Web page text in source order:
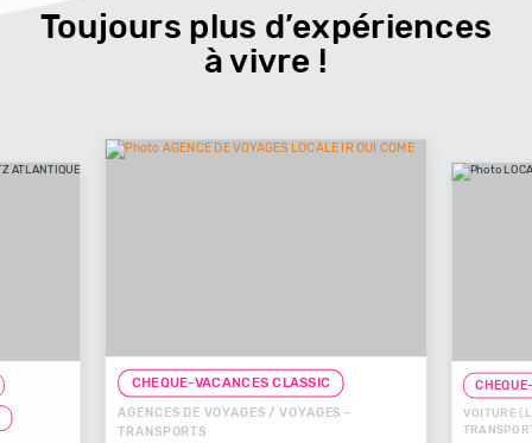
Toujours plus d’expériences
à vivre !
CHEQUE-VACANCES CLASSIC
AGENCES DE VOYAGES / VOYAGES -
TRANSPORTS
VOITURE